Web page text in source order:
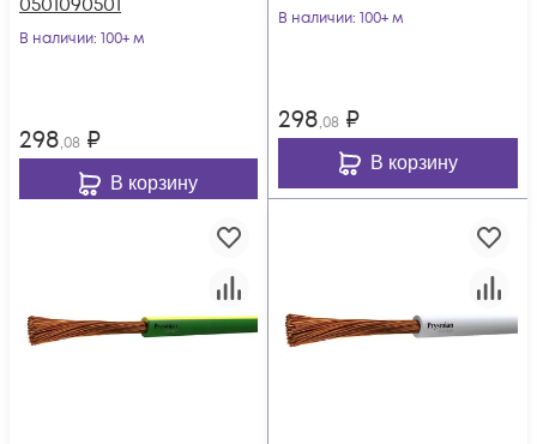
В наличии: 100+ м
298,08 ₽
В корзину
В наличии: 100+ м
298,08 ₽
В корзину